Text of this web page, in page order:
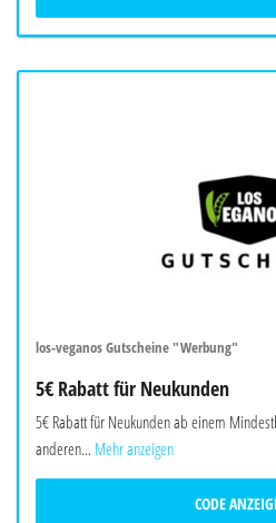
los-veganos Gutscheine "Werbung"
5€ Rabatt für Neukunden
5€ Rabatt für Neukunden ab einem
anderen... Mehr anzeigen
CODE